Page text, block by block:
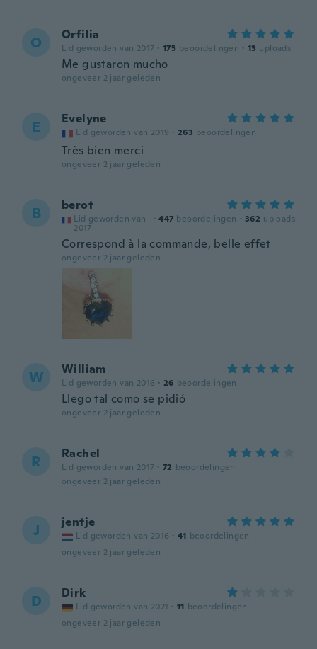
O Orfilia
Lid geworden van 2017 · 175 beoordelingen · 13 uploads
Me gustaron mucho
ongeveer 2 jaar geleden
E Evelyne
Lid geworden van 2019 · 263 beoordelingen
Très bien merci
ongeveer 2 jaar geleden
B berot
Lid geworden van
2017
· 447 beoordelingen · 362 uploads
Correspond à la commande, belle effet
ongeveer 2 jaar geleden
W William
Lid geworden van 2016 · 26 beoordelingen
Llego tal como se pidió
ongeveer 2 jaar geleden
R Rachel
Lid geworden van 2017 · 72 beoordelingen
ongeveer 2 jaar geleden
J jentje
Lid geworden van 2016 · 41 beoordelingen
ongeveer 2 jaar geleden
D Dirk
Lid geworden van 2021 · 11 beoordelingen
ongeveer 2 jaar geleden